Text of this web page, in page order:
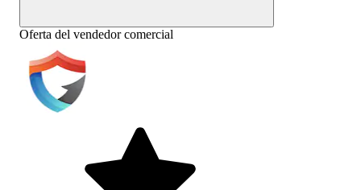
Oferta del vendedor comercial